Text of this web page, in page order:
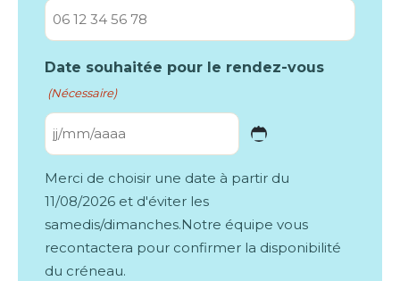
Date souhaitée pour le rendez-vous
(Nécessaire)
JJ
slash
MM
slash
AAAA
Merci de choisir une date à partir du
11/08/2026 et d'éviter les
samedis/dimanches.Notre équipe vous
recontactera pour confirmer la disponibilité
du créneau.